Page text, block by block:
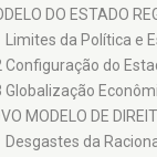
DO ESTADO
Limites da Política e
Configuração do
Globalização
MODELO DE
Desgastes da